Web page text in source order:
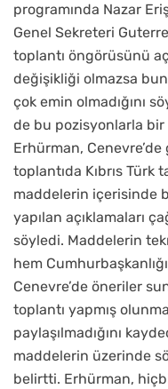
programında Nazar
Genel Sekreteri
toplantı öngörüsünü
değişikliği olmazsa
çok emin olmadığını
de bu pozisyonlarla bir
Erhürman,
toplantıda Kıbrıs Türk
maddelerin içerisinde
yapılan açıklamaları
söyledi. Maddelerin
hem
Cenevre’de öneriler
toplantı yapmış
paylaşılmadığını
maddelerin üzerinde
belirtti. Erhürman,